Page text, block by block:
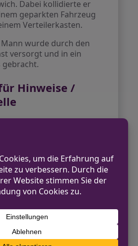
Dabei kollidierte er
geparkten Fahrzeug
Verteilerkasten.
wurde durch den
versorgt und in ein
gebracht.
Hinweise /
-292
BEITRAG
Ruhr
NÄCHSTER BEITRAG
Brände am Wochenende
– Polizei sucht Zeugen